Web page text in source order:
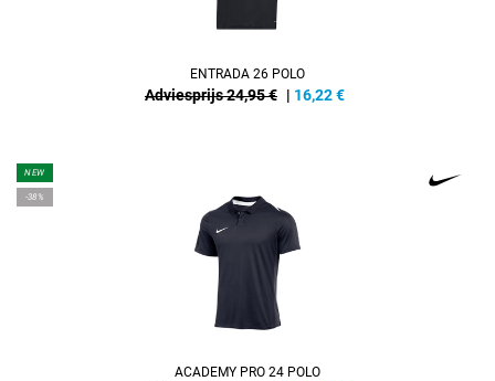
ENTRADA 26 POLO
Adviesprijs 24,95 € | 16,22€
NEW
-38%
ACADEMY PRO 24 POLO